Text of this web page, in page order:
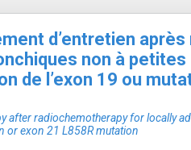
d’entretien
non à
de l’exon 19 ou
after radiochemotherapy for locally
or exon 21 L858R mutation